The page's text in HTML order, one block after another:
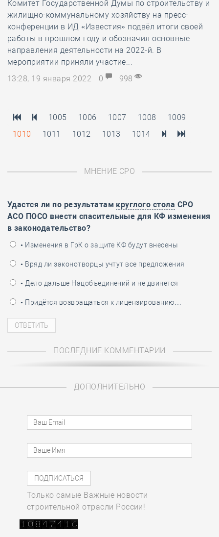
Комитет Государственной Думы по строительству и
жилищно-коммунальному хозяйству на пресс-
конференции в ИД «Известия» подвёл итоги своей
работы в прошлом году и обозначил основные
направления деятельности на 2022-й. В
мероприятии приняли участие...
13:28, 19 января 2022
0 998
1005 1006 1007 1008
1009
1010
1011 1012 1013 1014
МНЕНИЕ СРО
Удастся ли по результатам круглого стола СРО
АСО ПОСО внести спасительные для КФ изменения
в законодательство?
• Изменения в ГрК о защите КФ будут внесены
• Вряд ли законотворцы учтут все предложения
• Дело дальше Нацобъединений и не двинется
• Придётся возвращаться к лицензированию…
ПОСЛЕДНИЕ КОММЕНТАРИИ
ДОПОЛНИТЕЛЬНО
Только самые Важные новости
строительной отрасли России!